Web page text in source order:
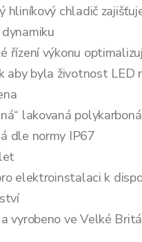
hliníkový chladič
řízení výkonu
aby byla životnost LED
lakovaná
dle normy IP67
elektroinstalaci k
vyrobeno ve Velké